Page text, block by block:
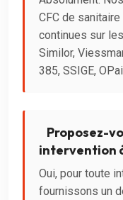
CFC de
continues sur
Similor,
385, SSIGE,
Proposez-
intervention
Oui, pour toute
fournissons un